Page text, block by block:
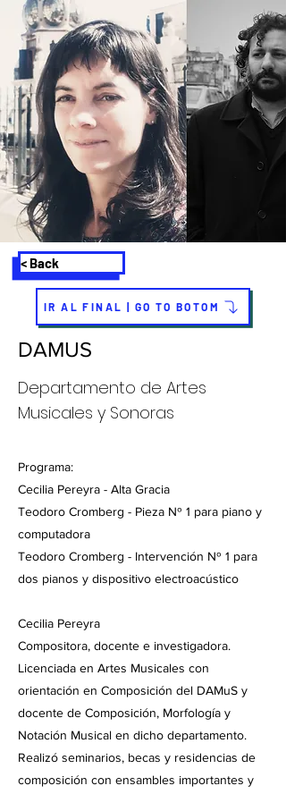
< Back
IR AL FINAL | GO TO BOTOM
DAMUS
Departamento de Artes
Musicales y Sonoras
Programa:
Cecilia Pereyra - Alta Gracia
Teodoro Cromberg - Pieza Nº 1 para piano y
computadora
Teodoro Cromberg - Intervención Nº 1 para
dos pianos y dispositivo electroacústico
Cecilia Pereyra
Compositora, docente e investigadora.
Licenciada en Artes Musicales con
orientación en Composición del DAMuS y
docente de Composición, Morfología y
Notación Musical en dicho departamento.
Realizó seminarios, becas y residencias de
composición con ensambles importantes y